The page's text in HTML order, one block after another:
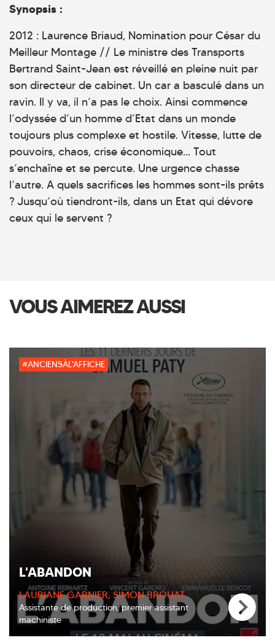
Synopsis :
2012 : Laurence Briaud, Nomination pour César du
Meilleur Montage // Le ministre des Transports
Bertrand Saint-Jean est réveillé en pleine nuit par
son directeur de cabinet. Un car a basculé dans un
ravin. Il y va, il n’a pas le choix. Ainsi commence
l’odyssée d’un homme d’Etat dans un monde
toujours plus complexe et hostile. Vitesse, lutte de
pouvoirs, chaos, crise économique… Tout
s’enchaîne et se percute. Une urgence chasse
l’autre. A quels sacrifices les hommes sont-ils prêts
? Jusqu’où tiendront-ils, dans un Etat qui dévore
ceux qui le servent ?
VOUS AIMEREZ AUSSI
#ANCIENSÀL'AFFICHE
L'ABANDON
LAURIANE GARNIER, SIMON BROUAT
Assistante de production, premier assistant
machiniste